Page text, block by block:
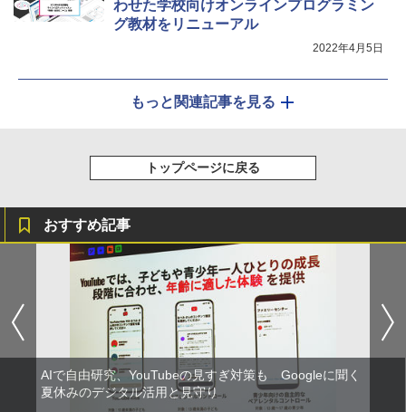
わせた学校向けオンラインプログラミン
グ教材をリニューアル
2022年4月5日
もっと関連記事を見る
トップページに戻る
おすすめ記事
AIで自由研究、YouTubeの見すぎ対策も Googleに聞く
夏休みのデジタル活用と見守り